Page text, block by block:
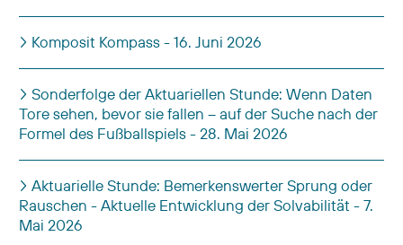
Komposit Kompass - 16. Juni 2026
Sonderfolge der Aktuariellen Stunde: Wenn Daten
Tore sehen, bevor sie fallen – auf der Suche nach der
Formel des Fußballspiels - 28. Mai 2026
Aktuarielle Stunde: Bemerkenswerter Sprung oder
Rauschen - Aktuelle Entwicklung der Solvabilität - 7.
Mai 2026